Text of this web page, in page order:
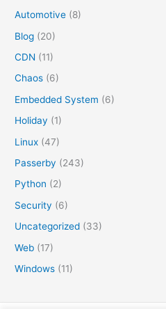
Automotive (8)
Blog (20)
CDN (11)
Chaos (6)
Embedded System (6)
Holiday (1)
Linux (47)
Passerby (243)
Python (2)
Security (6)
Uncategorized (33)
Web (17)
Windows (11)